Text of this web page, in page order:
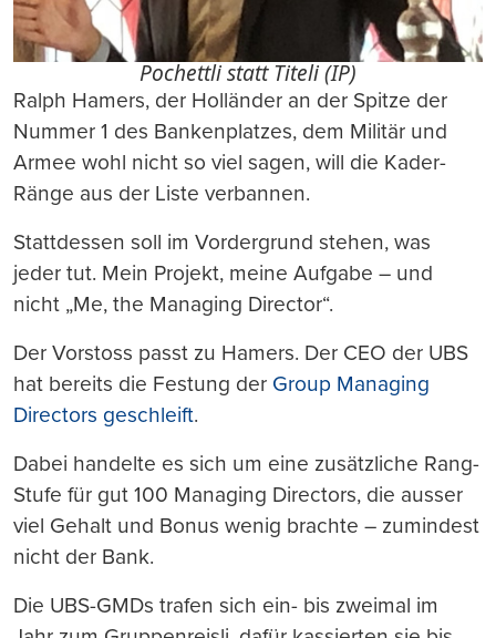
Pochettli statt Titeli (IP)
Ralph Hamers, der Holländer an der Spitze der
Nummer 1 des Bankenplatzes, dem Militär und
Armee wohl nicht so viel sagen, will die Kader-
Ränge aus der Liste verbannen.
Stattdessen soll im Vordergrund stehen, was
jeder tut. Mein Projekt, meine Aufgabe – und
nicht „Me, the Managing Director“.
Der Vorstoss passt zu Hamers. Der CEO der UBS
hat bereits die Festung der Group Managing
Directors geschleift.
Dabei handelte es sich um eine zusätzliche Rang-
Stufe für gut 100 Managing Directors, die ausser
viel Gehalt und Bonus wenig brachte – zumindest
nicht der Bank.
Die UBS-GMDs trafen sich ein- bis zweimal im